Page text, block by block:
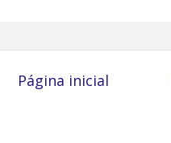
Página inicial